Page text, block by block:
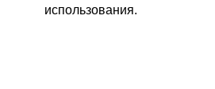
использования.